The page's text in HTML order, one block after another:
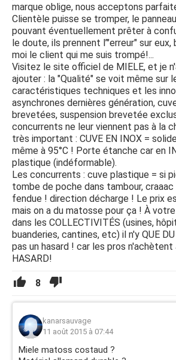
marque oblige, nous acceptons
Clientèle puisse se tromper, le
pouvant éventuellement prêter à
le doute, ils prennent l’"erreur" sur
moi le client qui me suis trompé!...
Visitez le site officiel de MIELE, et je
ajouter : la "Qualité" se voit même sur
caractéristiques techniques et les
asynchrones dernières génération,
brevetées, suspension brevetée
concurrents ne leur viennent pas à la
très important : CUVE EN INOX =
même à 95°C ! Porte étanche car en
plastique (indéformable).
Les concurrents : cuve plastique = si
tombe de poche dans tambour,
fendue ! direction décharge ! Le prix
mais on a du matosse pour ça ! À votre
dans les COLLECTIVITÉS (usines,
buanderies, cantines, etc) il n'y QUE
pas un hasard ! car les pros n'achètent
HASARD!
8
kanarsauvage
11 août 2015 à 07:44
Miele matoss costaud ?